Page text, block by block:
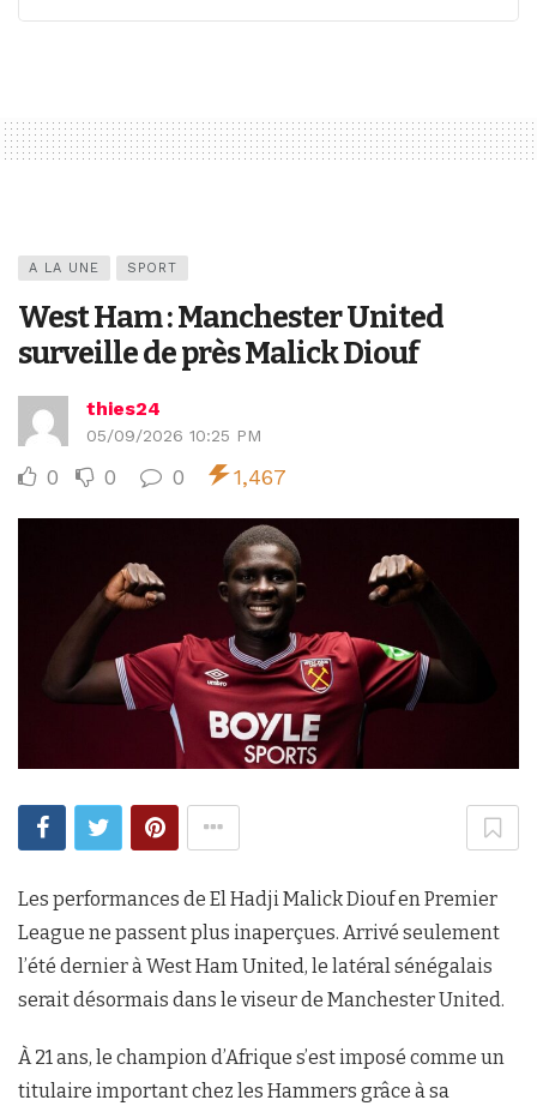
A LA UNE SPORT
West Ham : Manchester United
surveille de près Malick Diouf
thies24
05/09/2026 10:25 PM
0 0 0 1,467
Les performances de El Hadji Malick Diouf en Premier
League ne passent plus inaperçues. Arrivé seulement
l’été dernier à West Ham United, le latéral sénégalais
serait désormais dans le viseur de Manchester United.
À 21 ans, le champion d’Afrique s’est imposé comme un
titulaire important chez les Hammers grâce à sa